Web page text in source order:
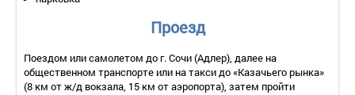
Проезд
Поездом или самолетом до г. Сочи (Адлер), далее на
общественном транспорте или на такси до «Казачьего рынка»
(8 км от ж/д вокзала, 15 км от аэропорта), затем пройти